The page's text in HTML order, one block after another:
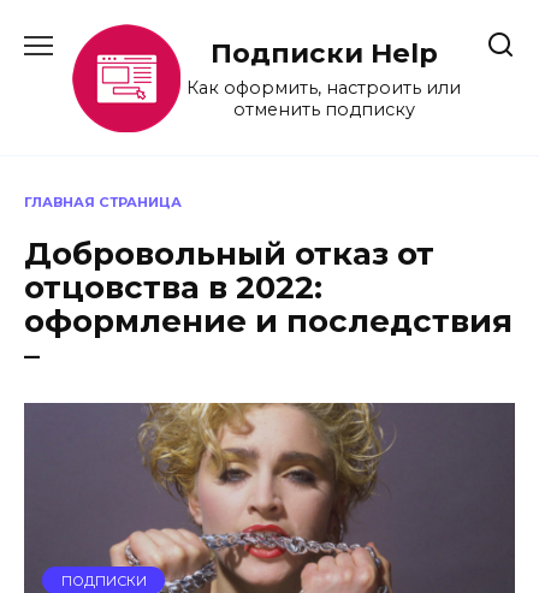
содержанию
Подписки Help
Как оформить, настроить или
отменить подписку
ГЛАВНАЯ СТРАНИЦА
Добровольный отказ от
отцовства в 2022:
оформление и последствия
–
ПОДПИСКИ